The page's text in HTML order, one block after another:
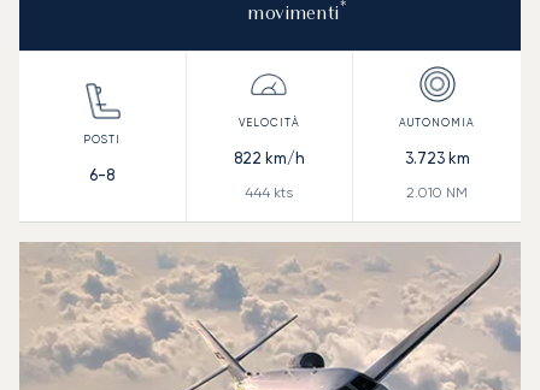
movimenti*
6-8
822 km/h
444 kts
3.723km
2.010 NM